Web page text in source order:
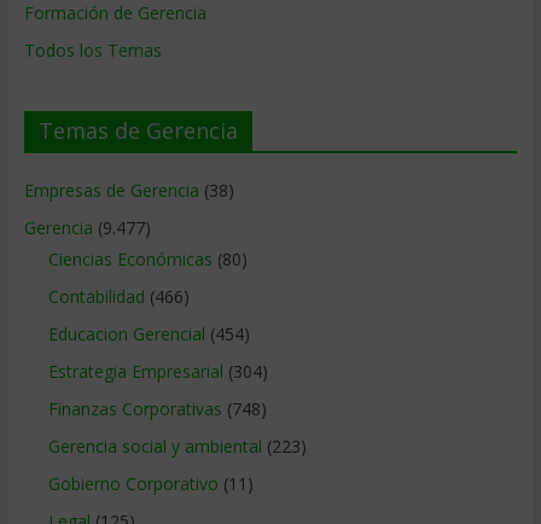
Formación de Gerencia
Todos los Temas
Temas de Gerencia
Empresas de Gerencia (38)
Gerencia (9.477)
Ciencias Económicas (80)
Contabilidad (466)
Educacion Gerencial (454)
Estrategia Empresarial (304)
Finanzas Corporativas (748)
Gerencia social y ambiental (223)
Gobierno Corporativo (11)